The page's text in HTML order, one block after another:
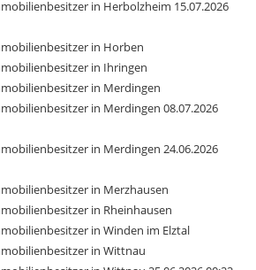
in Herbolzheim 15.07.2026
in Horben
in Ihringen
in Merdingen
in Merdingen 08.07.2026
in Merdingen 24.06.2026
in Merzhausen
in Rheinhausen
in Winden im Elztal
in Wittnau